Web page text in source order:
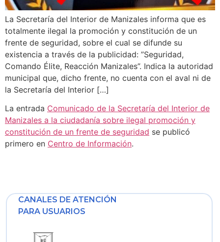
La Secretaría del Interior de Manizales informa que es
totalmente ilegal la promoción y constitución de un
frente de seguridad, sobre el cual se difunde su
existencia a través de la publicidad: ”Seguridad,
Comando Élite, Reacción Manizales”. Indica la autoridad
municipal que, dicho frente, no cuenta con el aval ni de
la Secretaría del Interior […]
La entrada Comunicado de la Secretaría del Interior de
Manizales a la ciudadanía sobre ilegal promoción y
constitución de un frente de seguridad se publicó
primero en Centro de Información.
CANALES DE ATENCIÓN
PARA USUARIOS